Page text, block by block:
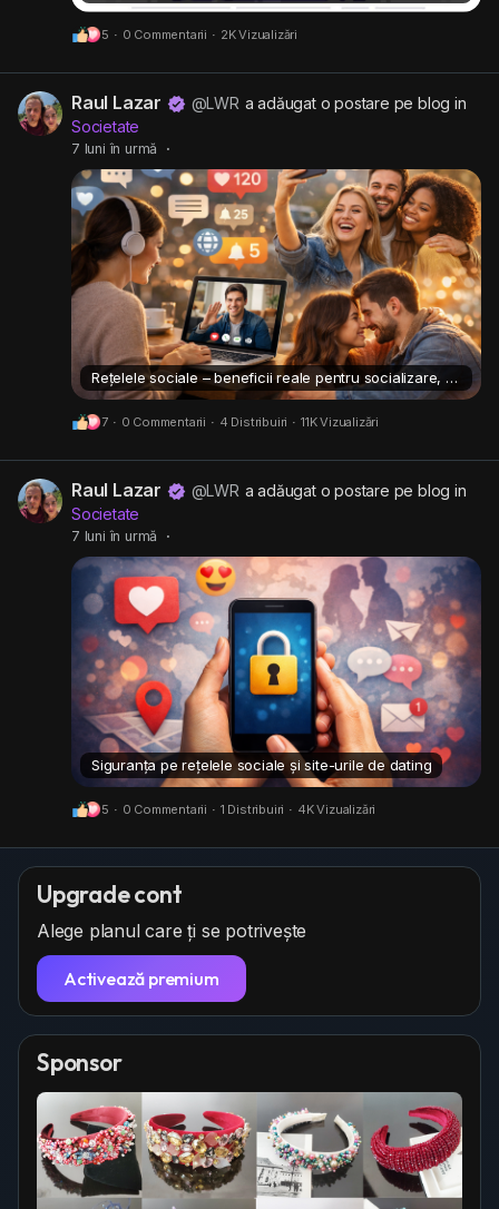
5 · 0 Commentarii · 2K Vizualizări
Raul Lazar @LWR a adăugat o postare pe blog in
Societate
7 luni în urmă ·
Rețelele sociale – beneficii reale pentru socializare, dating și comunicare
7 · 0 Commentarii · 4 Distribuiri · 11K Vizualizări
Raul Lazar @LWR a adăugat o postare pe blog in
Societate
7 luni în urmă ·
Siguranța pe rețelele sociale și site-urile de dating
5 · 0 Commentarii · 1 Distribuiri · 4K Vizualizări
Upgrade cont
Alege planul care ți se potrivește
Activează premium
Sponsor